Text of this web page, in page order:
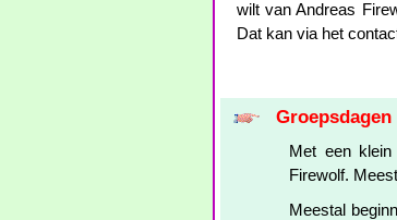
wilt van Andreas
Dat kan via het
Met een
Firewolf.
Meestal